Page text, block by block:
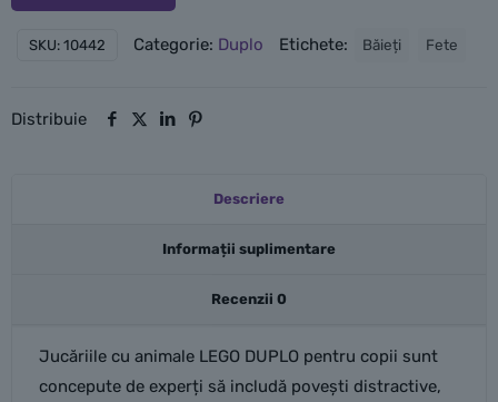
SKU: 10442 Categorie: Duplo Etichete: Băieți Fete
Distribuie
Descriere
Informații suplimentare
Recenzii 0
Jucăriile cu animale LEGO DUPLO pentru copii sunt
concepute de experți să includă povești distractive,